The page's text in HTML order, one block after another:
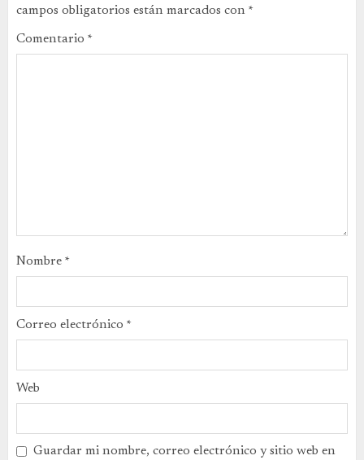
campos obligatorios están marcados con *
Comentario *
Nombre *
Correo electrónico *
Web
Guardar mi nombre, correo electrónico y sitio web en